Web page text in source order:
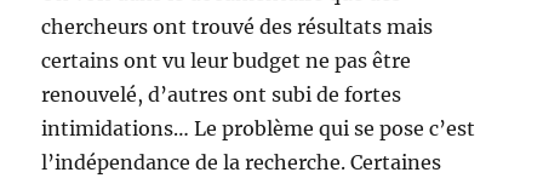
chercheurs ont trouvé des résultats mais
certains ont vu leur budget ne pas être
renouvelé, d’autres ont subi de fortes
intimidations… Le problème qui se pose c’est
l’indépendance de la recherche. Certaines